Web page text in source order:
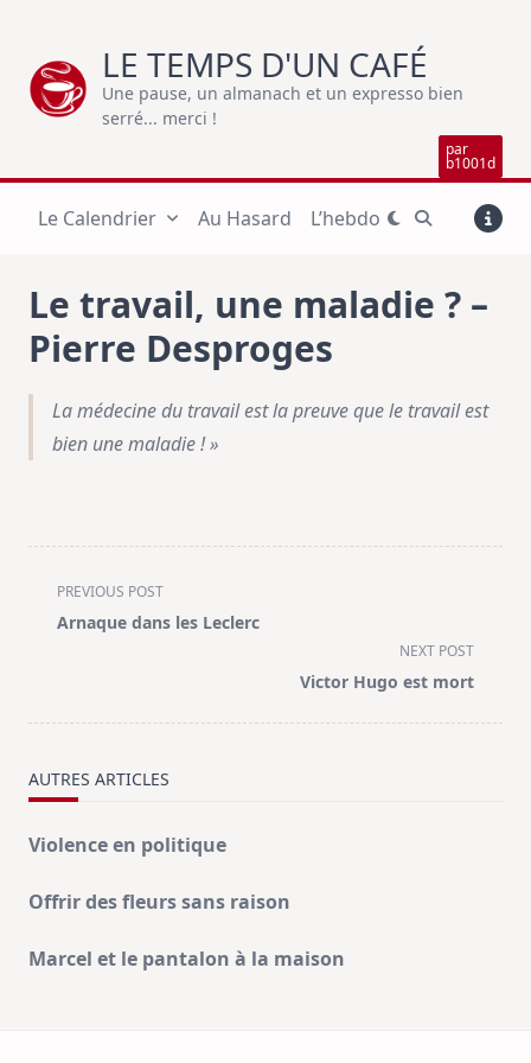
content
LE TEMPS D'UN CAFÉ
Une pause, un almanach et un expresso bien
serré... merci !
par
b1001d
Le Calendrier Au Hasard L’hebdo
Le travail, une maladie ? –
Pierre Desproges
La médecine du travail est la preuve que le travail est
bien une maladie ! »
<span
class="nav-
text">Page</span>
PREVIOUS POST
Arnaque dans les Leclerc
NEXT POST
Victor Hugo est mort
AUTRES ARTICLES
Violence en politique
Offrir des fleurs sans raison
Marcel et le pantalon à la maison